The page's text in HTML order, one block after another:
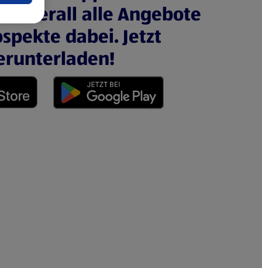
überall alle Angebote
dabei. Jetzt